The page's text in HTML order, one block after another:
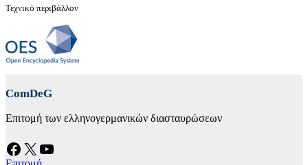
Τεχνικό περιβάλλον
ComDeG
Επιτομή των ελληνογερμανικών διασταυρώσεων
Facebook X YouTube